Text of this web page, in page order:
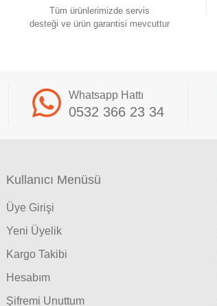
Tüm ürünlerimizde servis
desteği ve ürün garantisi mevcuttur
Whatsapp Hattı
0532 366 23 34
Kullanıcı Menüsü
Üye Girişi
Yeni Üyelik
Kargo Takibi
Hesabım
Şifremi Unuttum